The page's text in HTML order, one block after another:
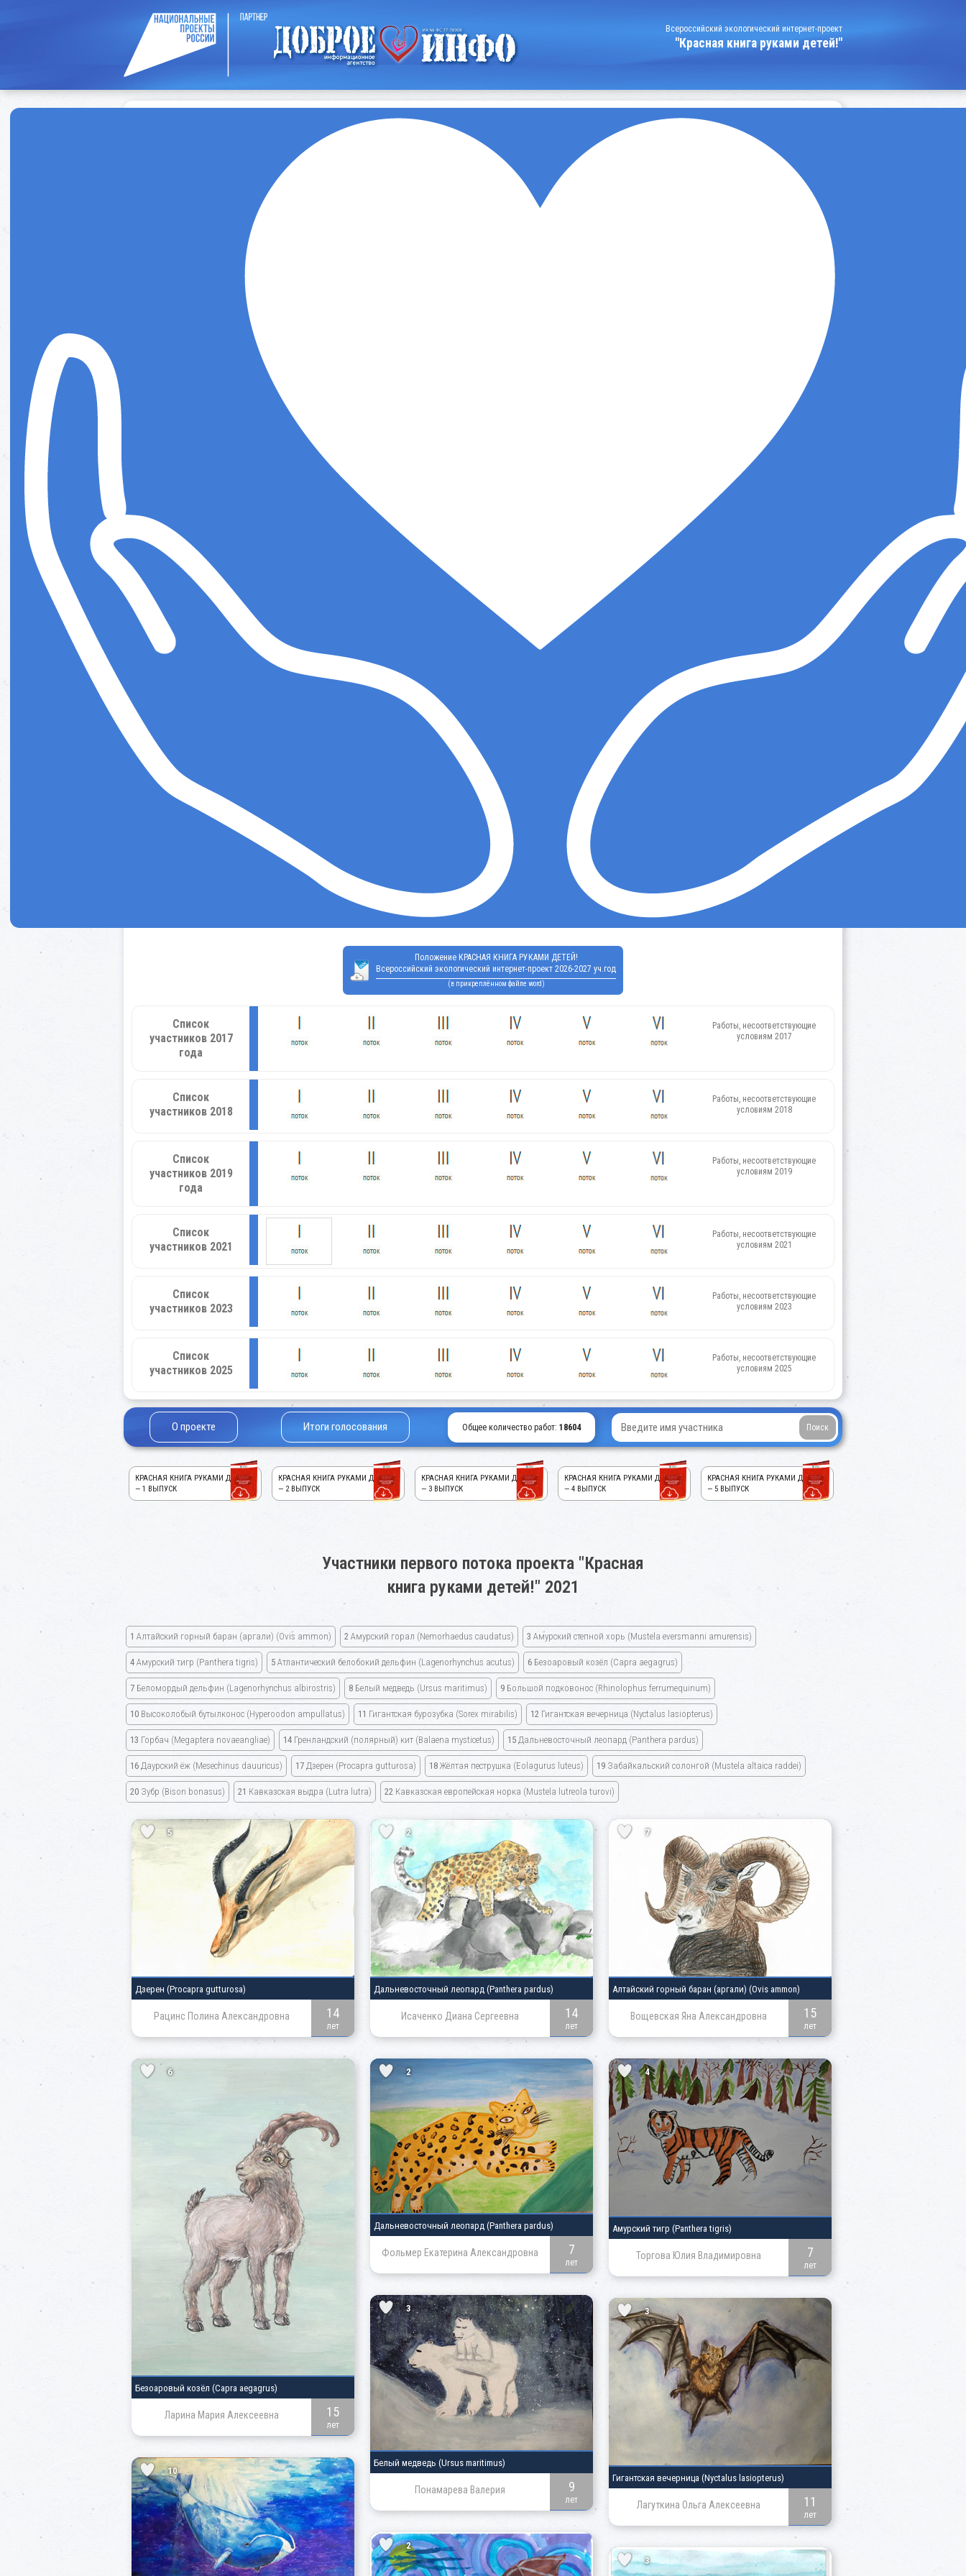
Всероссийский экологический интернет-проект
"Красная книга руками детей!"
Положение КРАСНАЯ КНИГА РУКАМИ ДЕТЕЙ!
Всероссийский экологический интернет-проект 2026-2027 уч.год
(в прикреплённом файле word)
Список
участников 2017
года
Работы, несоответствующие
условиям 2017
Список
участников 2018
Работы, несоответствующие
условиям 2018
Список
участников 2019
года
Работы, несоответствующие
условиям 2019
Список
участников 2021
Работы, несоответствующие
условиям 2021
Список
участников 2023
Работы, несоответствующие
условиям 2023
Список
участников 2025
Работы, несоответствующие
условиям 2025
О проекте Итоги голосования Общее количество работ: 18604
КРАСНАЯ КНИГА РУКАМИ ДЕТЕЙ!
— 1 ВЫПУСК
КРАСНАЯ КНИГА РУКАМИ ДЕТЕЙ!
— 2 ВЫПУСК
КРАСНАЯ КНИГА РУКАМИ ДЕТЕЙ!
— 3 ВЫПУСК
КРАСНАЯ КНИГА РУКАМИ ДЕТЕЙ!
— 4 ВЫПУСК
КРАСНАЯ КНИГА РУКАМИ ДЕТЕЙ!
— 5 ВЫПУСК
Участники первого потока проекта "Красная
книга руками детей!" 2021
1 Алтайский горный баран (аргали) (Ovis ammon) 2 Амурский горал (Nemorhaedus caudatus) 3 Амурский степной хорь (Mustela eversmanni amurensis)
4 Амурский тигр (Panthera tigris) 5 Атлантический белобокий дельфин (Lagenorhynchus acutus) 6 Безоаровый козёл (Capra aegagrus)
7 Беломордый дельфин (Lagenorhynchus albirostris) 8 Белый медведь (Ursus maritimus) 9 Большой подковонос (Rhinolophus ferrumequinum)
10 Высоколобый бутылконос (Hyperoodon ampullatus) 11 Гигантская бурозубка (Sorex mirabilis) 12 Гигантская вечерница (Nyctalus lasiopterus)
13 Горбач (Megaptera novaeangliae) 14 Гренландский (полярный) кит (Balaena mysticetus) 15 Дальневосточный леопард (Panthera pardus)
16 Даурский ёж (Mesechinus dauuricus) 17 Дзерен (Procapra gutturosa) 18 Жёлтая пеструшка (Eolagurus luteus) 19 Забайкальский солонгой (Mustela altaica raddei)
20 Зубр (Bison bonasus) 21 Кавказская выдра (Lutra lutra) 22 Кавказская европейская норка (Mustela lutreola turovi)
5
Дзерен (Procapra gutturosa)
Рацинс Полина Александровна 14
лет
2
Дальневосточный леопард (Panthera pardus)
Исаченко Диана Сергеевна 14
лет
7
Алтайский горный баран (аргали) (Ovis ammon)
Вощевская Яна Александровна 15
лет
6
Безоаровый козёл (Capra aegagrus)
Ларина Мария Алексеевна 15
лет
2
Дальневосточный леопард (Panthera pardus)
Фольмер Екатерина Александровна 7
лет
4
Амурский тигр (Panthera tigris)
Торгова Юлия Владимировна 7
лет
3
Белый медведь (Ursus maritimus)
Понамарева Валерия 9
лет
3
Гигантская вечерница (Nyctalus lasiopterus)
Лагуткина Ольга Алексеевна 11
лет
10
2
3